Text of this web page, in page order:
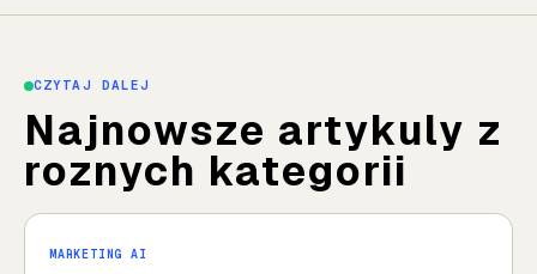
CZYTAJ DALEJ
Najnowsze artykuly z
roznych kategorii
MARKETING AI